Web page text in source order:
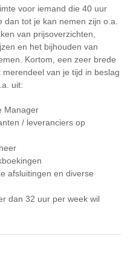
voor iemand die 40 uur
dan tot je kan nemen zijn o.a.
van prijsoverzichten,
en het bijhouden van
Kortom, een zeer brede
van je tijd in beslag
uit:
Manager
/ leveranciers op
afsluitingen en diverse
dan 32 uur per week wil